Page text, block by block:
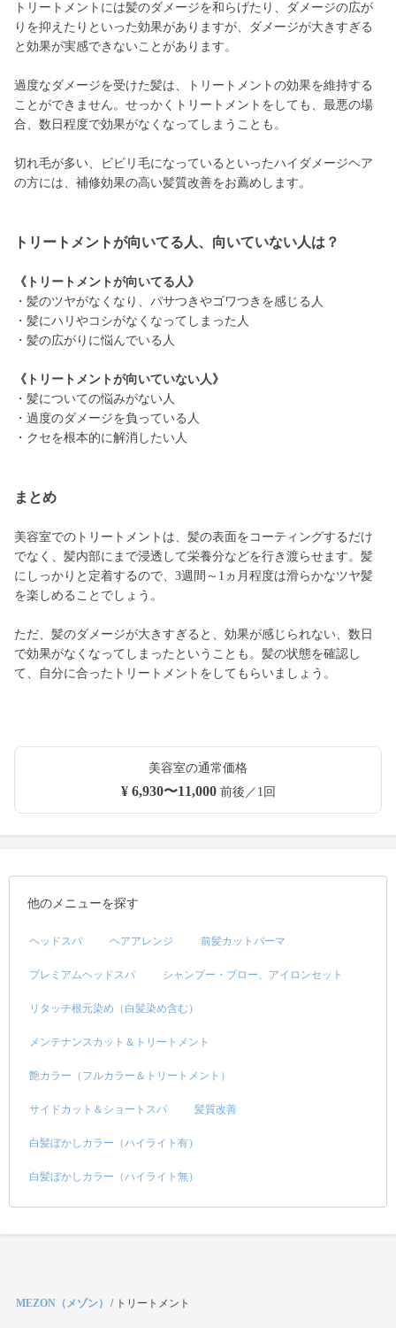
トリートメントには髪のダメージを和らげたり、ダメージの広が
りを抑えたりといった効果がありますが、ダメージが大きすぎる
と効果が実感できないことがあります。
過度なダメージを受けた髪は、トリートメントの効果を維持する
ことができません。せっかくトリートメントをしても、最悪の場
合、数日程度で効果がなくなってしまうことも。
切れ毛が多い、ビビリ毛になっているといったハイダメージヘア
の方には、補修効果の高い髪質改善をお薦めします。
トリートメントが向いてる人、向いていない人は？
《トリートメントが向いてる人》
・髪のツヤがなくなり、パサつきやゴワつきを感じる人
・髪にハリやコシがなくなってしまった人
・髪の広がりに悩んでいる人
《トリートメントが向いていない人》
・髪についての悩みがない人
・過度のダメージを負っている人
・クセを根本的に解消したい人
まとめ
美容室でのトリートメントは、髪の表面をコーティングするだけ
でなく、髪内部にまで浸透して栄養分などを行き渡らせます。髪
にしっかりと定着するので、3週間～1ヵ月程度は滑らかなツヤ髪
を楽しめることでしょう。
ただ、髪のダメージが大きすぎると、効果が感じられない、数日
で効果がなくなってしまったということも。髪の状態を確認し
て、自分に合ったトリートメントをしてもらいましょう。
美容室の通常価格
¥ 6,930〜11,000前後／1回
他のメニューを探す
ヘッドスパ ヘアアレンジ 前髪カットパーマ
プレミアムヘッドスパ シャンプー・ブロー、アイロンセット
リタッチ根元染め（白髪染め含む）
メンテナンスカット＆トリートメント
艶カラー（フルカラー＆トリートメント）
サイドカット＆ショートスパ 髪質改善
白髪ぼかしカラー（ハイライト有）
白髪ぼかしカラー（ハイライト無）
MEZON（メゾン） / トリートメント